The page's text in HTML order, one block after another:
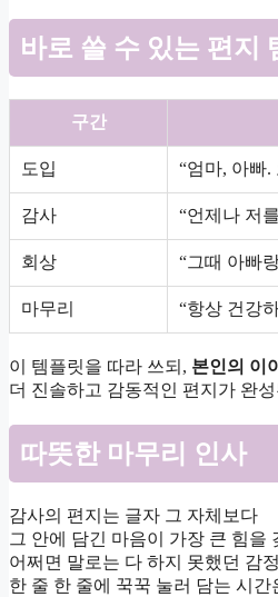
바로 쓸 수 있는 편지
구간
도입 “엄마, 아빠.
감사 “언제나 저
회상 “그때 아빠
마무리 “항상 건강
이 템플릿을 따라 쓰되, 본인의 이
더 진솔하고 감동적인 편지가 완
따뜻한 마무리 인사
감사의 편지는 글자 그 자체보다
그 안에 담긴 마음이 가장 큰 힘을
어쩌면 말로는 다 하지 못했던 감
한 줄 한 줄에 꾹꾹 눌러 담는 시간